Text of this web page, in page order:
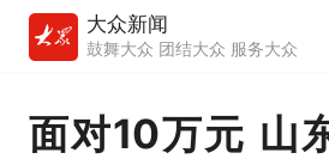
大众新闻
鼓舞大众 团结大众 服务大众
面对10万元 山